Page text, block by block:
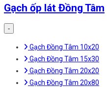
Gạch ốp lát Đồng Tâm
-
Gạch Đồng Tâm 10x20
Gạch Đồng Tâm 15x30
Gạch Đồng Tâm 20x20
Gạch Đồng Tâm 20x80